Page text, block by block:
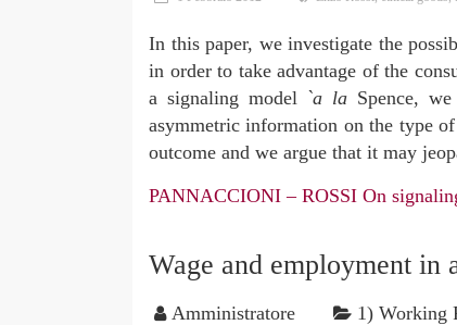
In this paper, we investigate the
in order to take advantage of the
a signaling model `a la Spence,
asymmetric information on the type
outcome and we argue that it may
PANNACCIONI – ROSSI On
Wage and employment in
Amministratore 1) Working